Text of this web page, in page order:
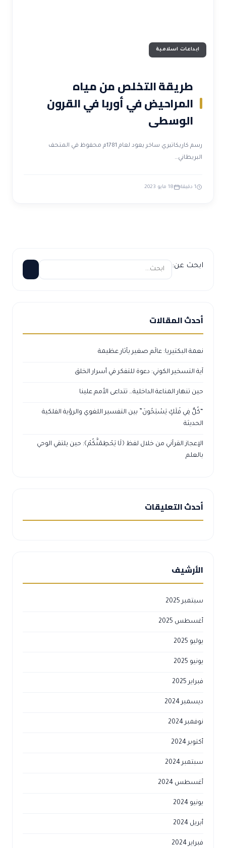
ابداعات اسلامية
طريقة التخلص من مياه
المراحيض في أوربا في القرون
الوسطى
رسم كاريكاتيري ساخر يعود لعام 1781م محفوظ في المتحف
البريطاني…
1 دقيقة 18 مايو 2023
ابحث عن:
أحدث المقالات
نعمة البكتيريا: عالَم صغير بآثار عظيمة
آية التسخير الكوني: دعوة للتفكر في أسرار الخلق
حين تنهار المناعة الداخلية… تتداعى الأمم علينا
“كُلٌّ فِي فَلَكٍ يَسْبَحُونَ” بين التفسير اللغوي والرؤية الفلكية
الحديثة
الإعجاز القرآني من خلال لفظ ﴿لَا يَحْطِمَنَّكُمْ﴾: حين يلتقي الوحي
بالعلم
أحدث التعليقات
الأرشيف
سبتمبر 2025
أغسطس 2025
يوليو 2025
يونيو 2025
فبراير 2025
ديسمبر 2024
نوفمبر 2024
أكتوبر 2024
سبتمبر 2024
أغسطس 2024
يونيو 2024
أبريل 2024
فبراير 2024